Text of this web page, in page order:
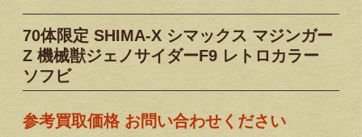
70体限定 SHIMA-X シマックス マジンガー
Z 機械獣ジェノサイダーF9 レトロカラー
ソフビ
参考買取価格 お問い合わせください